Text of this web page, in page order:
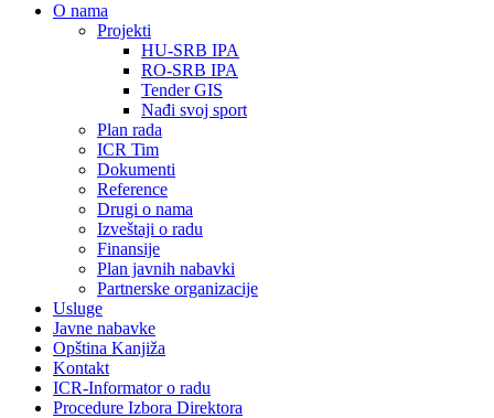
О nama
Projekti
HU-SRB IPA
RO-SRB IPA
Tender GIS
Nađi svoj sport
Plan rada
ICR Tim
Dokumenti
Reference
Drugi o nama
Izveštaji o radu
Finansije
Plan javnih nabavki
Partnerske organizacije
Usluge
Javne nabavke
Opština Kanjiža
Kontakt
ICR-Informator o radu
Procedure Izbora Direktora